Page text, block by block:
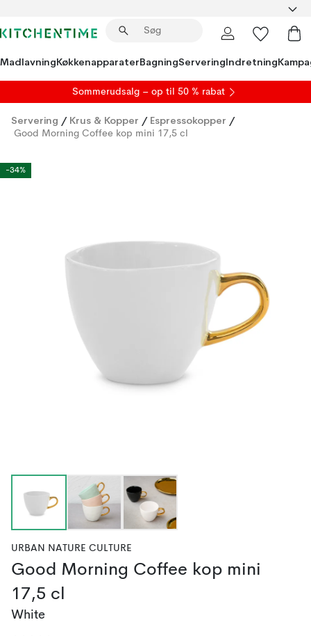
MadlavningKøkkenapparaterBagningServeringIndretning
Sommerudsalg – op til 50 % rabat
Servering / Krus & Kopper / Espressokopper /
Good Morning Coffee kop mini 17,5 cl
-34%
URBAN NATURE CULTURE
Good Morning Coffee kop mini
17,5 cl
White